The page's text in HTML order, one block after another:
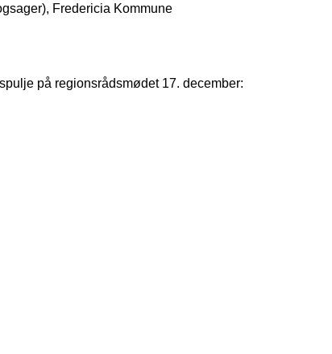
Fredericia Kommune
på regionsrådsmødet 17. december: